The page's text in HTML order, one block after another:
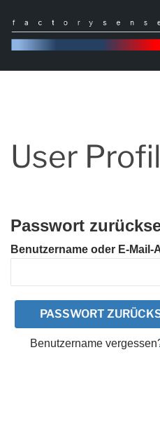
content
User
Passwort
Benutzername oder E-Mail-
Benutzername